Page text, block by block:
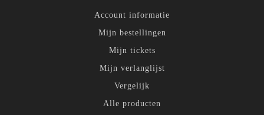
Account informatie
Mijn bestellingen
Mijn tickets
Mijn verlanglijst
Vergelijk
Alle producten